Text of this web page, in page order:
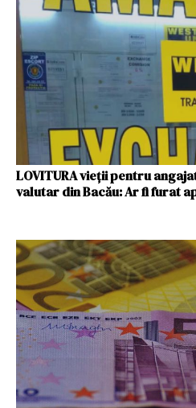
LOVITURA vieții pentru
valutar din Bacău: Ar fi furat